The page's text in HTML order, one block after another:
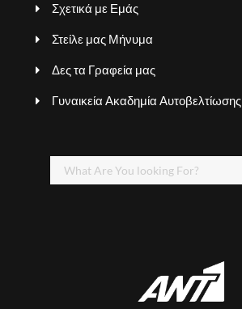
Σχετικά με Εμάς
Στείλε μας Μήνυμα
Δες τα Γραφεία μας
Γυναικεία Ακαδημία Αυτοβελτίωσης